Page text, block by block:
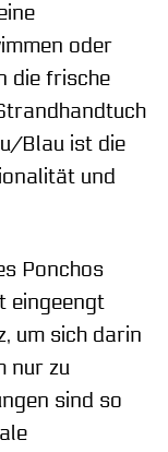
oder
die frische
Blau ist die
und
Ponchos
eingeengt
um sich darin
nur zu
sind so